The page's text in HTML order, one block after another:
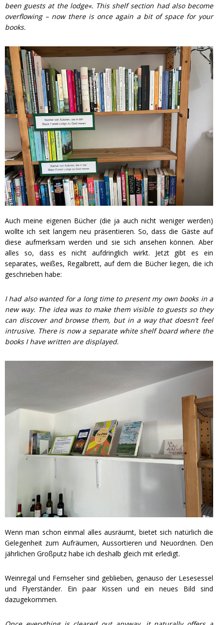
been guests at the lodge«. This shelf section had also become
overflowing – now there is once again a bit of space for your
books.
Auch meine eigenen Bücher (die ja auch nicht weniger werden)
wollte ich seit langem neu präsentieren. So, dass die Gäste auf
diese aufmerksam werden und sie sich ansehen können. Aber
alles so, dass es nicht aufdringlich wirkt. Jetzt gibt es ein
separates, weißes, Regalbrett, auf dem die Bücher liegen, die ich
geschrieben habe:
I had also wanted for a long time to present my own books in a
new way. The idea was to make them visible to guests so they
can discover and browse them, but in a way that doesn’t feel
intrusive. There is now a separate white shelf board where the
books I have written are displayed.
Wenn man schon einmal alles ausräumt, bietet sich natürlich die
Gelegenheit zum Aufräumen, Aussortieren und Neuordnen. Den
jährlichen Großputz habe ich deshalb gleich mit erledigt.
Weinregal und Fernseher sind geblieben, genauso der Lesesessel
und Flyerständer. Ein paar Kissen und ein neues Bild sind
dazugekommen.